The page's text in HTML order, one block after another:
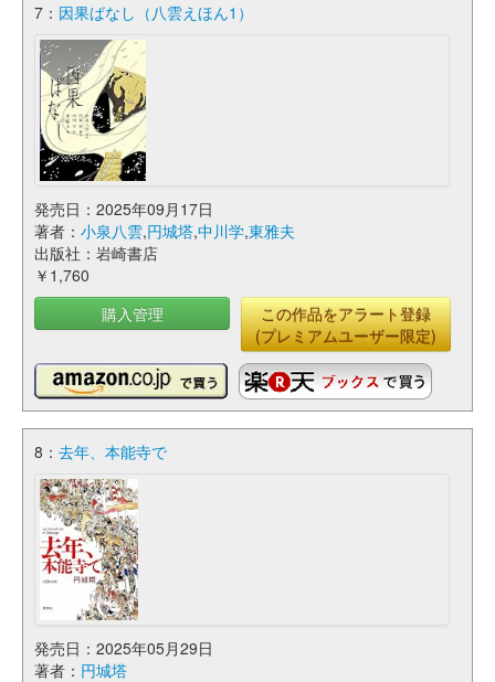
7： 因果ばなし（八雲えほん1）
発売日：2025年09月17日
著者： 小泉八雲,円城塔,中川学,東雅夫
出版社：岩崎書店
￥1,760
購入管理
この作品をアラート登録
(プレミアムユーザー限定)
8： 去年、本能寺で
発売日：2025年05月29日
著者： 円城塔